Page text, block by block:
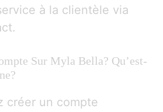
à la clientèle via
Sur Myla Bella? Qu’est-
créer un compte